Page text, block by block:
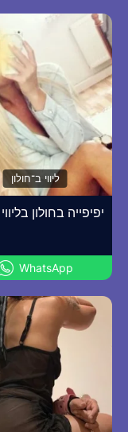
ליווי ב־חולון
יפיפייה בחולון בליווי
WhatsApp